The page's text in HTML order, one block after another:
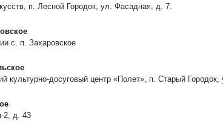
п. Лесной Городок, ул. Фасадная, д. 7.
с. п. Захаровское
культурно-досуговый центр «Полет», п. Старый
2, д. 43